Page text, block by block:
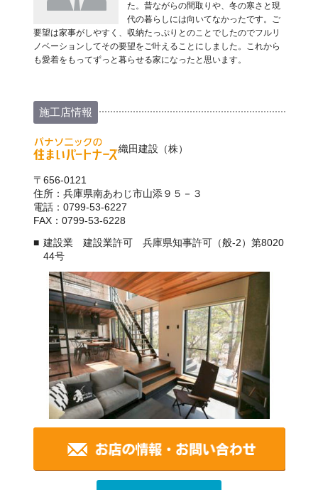
た。昔ながらの間取りや、冬の寒さと現
代の暮らしには向いてなかったです。ご
要望は家事がしやすく、収納たっぷりとのことでしたのでフルリ
ノベーションしてその要望をご叶えることにしました。これから
も愛着をもってずっと暮らせる家になったと思います。
施工店情報
織田建設（株）
〒656-0121
住所：兵庫県南あわじ市山添９５－３
電話：0799-53-6227
FAX：0799-53-6228
建設業 建設業許可 兵庫県知事許可（般-2）第8020
44号